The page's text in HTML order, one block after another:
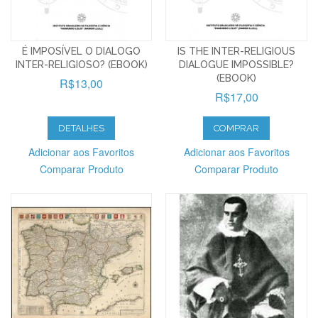
É IMPOSÍVEL O DIALOGO
INTER-RELIGIOSO? (EBOOK)
R$13,00
DETALHES
Adicionar aos Favoritos
Comparar Produto
IS THE INTER-RELIGIOUS
DIALOGUE IMPOSSIBLE?
(EBOOK)
R$17,00
COMPRAR
Adicionar aos Favoritos
Comparar Produto